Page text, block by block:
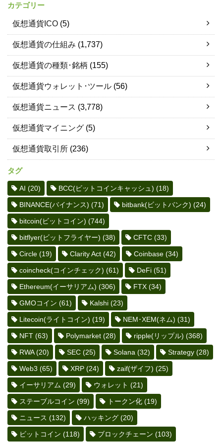
カテゴリー
仮想通貨ICO (5)
仮想通貨の仕組み (1,737)
仮想通貨の種類･銘柄 (155)
仮想通貨ウォレット･ツール (56)
仮想通貨ニュース (3,778)
仮想通貨マイニング (5)
仮想通貨取引所 (236)
タグ
AI (20) BCC(ビットコインキャッシュ) (18)
BINANCE(バイナンス) (71) bitbank(ビットバンク) (24)
bitcoin(ビットコイン) (744)
bitflyer(ビットフライヤー) (38) CFTC (33)
Circle (19) Clarity Act (42) Coinbase (34)
coincheck(コインチェック) (61) DeFi (51)
Ethereum(イーサリアム) (306) FTX (34)
GMOコイン (61) Kalshi (23)
Litecoin(ライトコイン) (19) NEM･XEM(ネム) (31)
NFT (63) Polymarket (28) ripple(リップル) (368)
RWA(20) SEC (25) Solana (32) Strategy (28)
Web3 (65) XRP (24) zaif(ザイフ) (25)
イーサリアム (29) ウォレット (21)
ステーブルコイン (99) トークン化 (19)
ニュース (132) ハッキング (20)
ビットコイン (118) ブロックチェーン (103)